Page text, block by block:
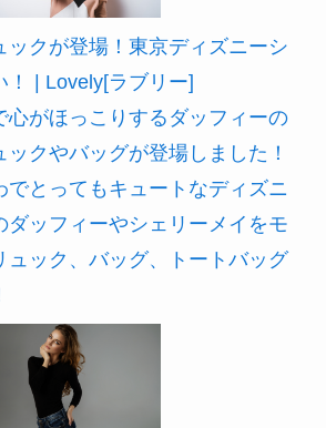
ックが登場！東京ディズニーシ
！ | Lovely[ラブリー]
心がほっこりするダッフィーの
クやバッグが登場しました！
でとってもキュートなディズニ
ダッフィーやシェリーメイをモ
ュック、バッグ、トートバッグ